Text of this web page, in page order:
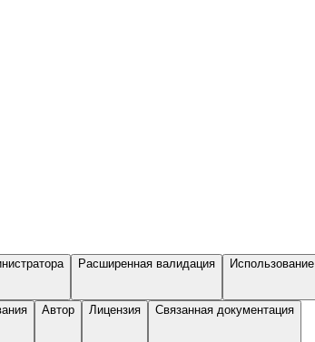
Расширенная валидация Использование
Автор Лицензия Связанная документация